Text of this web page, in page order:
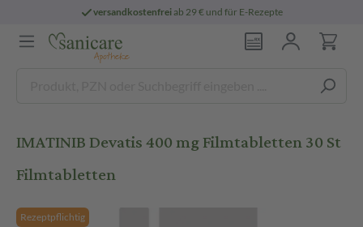
versandkostenfreiab 29 € und für E-Rezepte
IMATINIB Devatis 400 mg Filmtabletten 30 St
Filmtabletten
Rezeptpflichtig